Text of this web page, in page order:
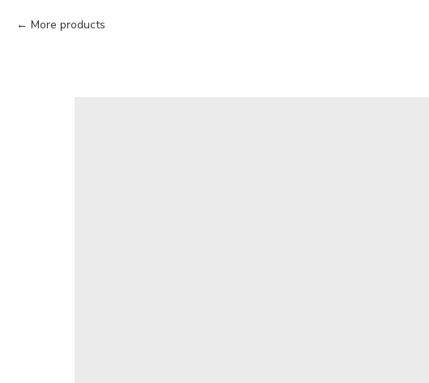
More products